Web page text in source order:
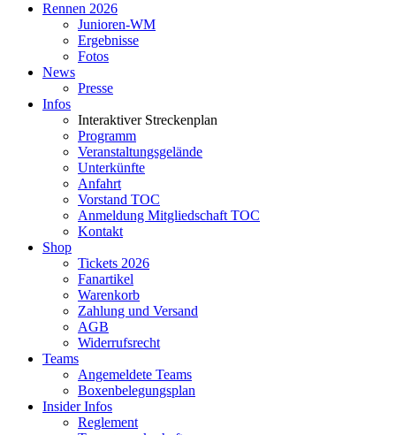
Rennen 2026
Junioren-WM
Ergebnisse
Fotos
News
Presse
Infos
Interaktiver Streckenplan
Programm
Veranstaltungsgelände
Unterkünfte
Anfahrt
Vorstand TOC
Anmeldung Mitgliedschaft TOC
Kontakt
Shop
Tickets 2026
Fanartikel
Warenkorb
Zahlung und Versand
AGB
Widerrufsrecht
Teams
Angemeldete Teams
Boxenbelegungsplan
Insider Infos
Reglement